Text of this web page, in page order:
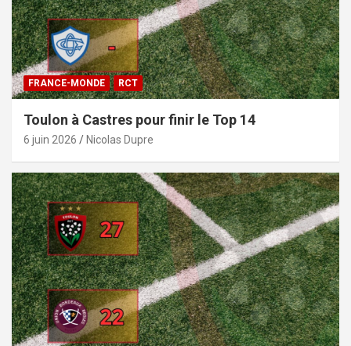
FRANCE-MONDE RCT
Toulon à Castres pour finir le Top 14
6 juin 2026 Nicolas Dupre